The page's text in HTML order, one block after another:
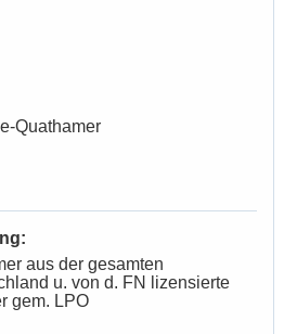
Quathamer
aus der gesamten
u. von d. FN lizensierte
gem. LPO